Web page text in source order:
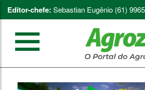
Editor-chefe: Sebastian Eugênio (61)